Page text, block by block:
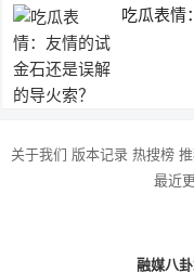
吃瓜表情
关于我们 版本记录 热搜榜
最近
融媒八